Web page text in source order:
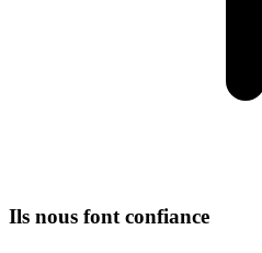
Ils nous font confiance